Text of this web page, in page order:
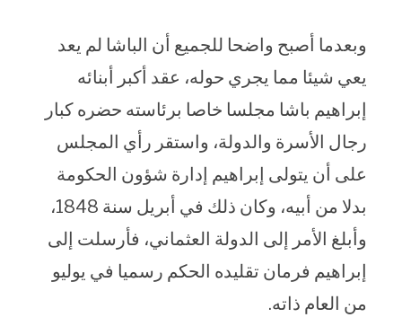
وبعدما أصبح واضحا للجميع أن الباشا لم يعد
يعي شيئا مما يجري حوله، عقد أكبر أبنائه
إبراهيم باشا مجلسا خاصا برئاسته حضره كبار
رجال الأسرة والدولة، واستقر رأي المجلس
على أن يتولى إبراهيم إدارة شؤون الحكومة
بدلا من أبيه، وكان ذلك في أبريل سنة 1848،
وأبلغ الأمر إلى الدولة العثماني، فأرسلت إلى
إبراهيم فرمان تقليده الحكم رسميا في يوليو
من العام ذاته.